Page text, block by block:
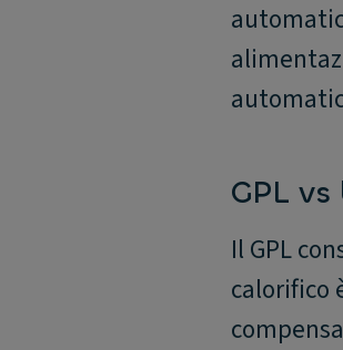
GPL
Il GPL
calorifico